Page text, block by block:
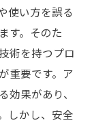
使い方を誤る
す。そのた
術を持つプロ
重要です。ア
果があり、
しかし、安全